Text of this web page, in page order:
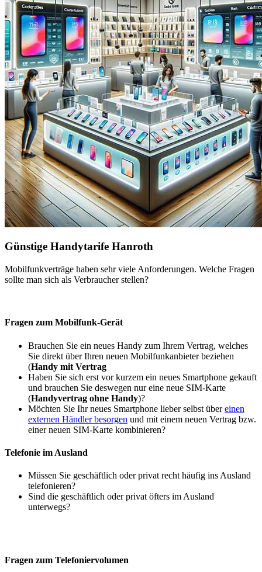
Günstige Handytarife Hanroth
Mobilfunkverträge haben sehr viele Anforderungen. Welche Fragen
sollte man sich als Verbraucher stellen?
Fragen zum Mobilfunk-Gerät
Brauchen Sie ein neues Handy zum Ihrem Vertrag, welches
Sie direkt über Ihren neuen Mobilfunkanbieter beziehen
(Handy mit Vertrag
Haben Sie sich erst vor kurzem ein neues Smartphone gekauft
und brauchen Sie deswegen nur eine neue SIM-Karte
(Handyvertrag ohne Handy)?
Möchten Sie Ihr neues Smartphone lieber selbst übereinen
externen Händler besorgen und mit einem neuen Vertrag bzw.
einer neuen SIM-Karte kombinieren?
Telefonie im Ausland
Müssen Sie geschäftlich oder privat recht häufig ins Ausland
telefonieren?
Sind die geschäftlich oder privat öfters im Ausland
unterwegs?
Fragen zum Telefoniervolumen